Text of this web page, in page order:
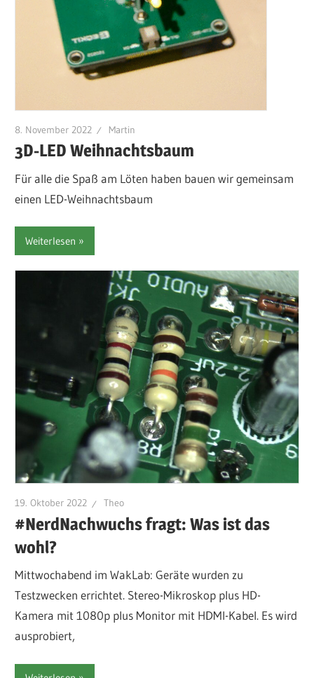
8. November 2022 Martin
3D-LED Weihnachtsbaum
Für alle die Spaß am Löten haben bauen wir gemeinsam
einen LED-Weihnachtsbaum
Weiterlesen
19. Oktober 2022 Theo
#NerdNachwuchs fragt: Was ist das
wohl?
Mittwochabend im WakLab: Geräte wurden zu
Testzwecken errichtet. Stereo-Mikroskop plus HD-
Kamera mit 1080p plus Monitor mit HDMI-Kabel. Es wird
ausprobiert,